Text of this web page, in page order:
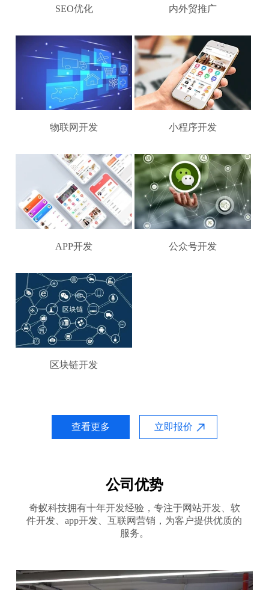
SEO优化 内外贸推广
物联网开发 小程序开发
APP开发 公众号开发
区块链开发
查看更多 立即报价
公司优势
奇蚁科技拥有十年开发经验，专注于网站开发、软
件开发、app开发、互联网营销，为客户提供优质的
服务。